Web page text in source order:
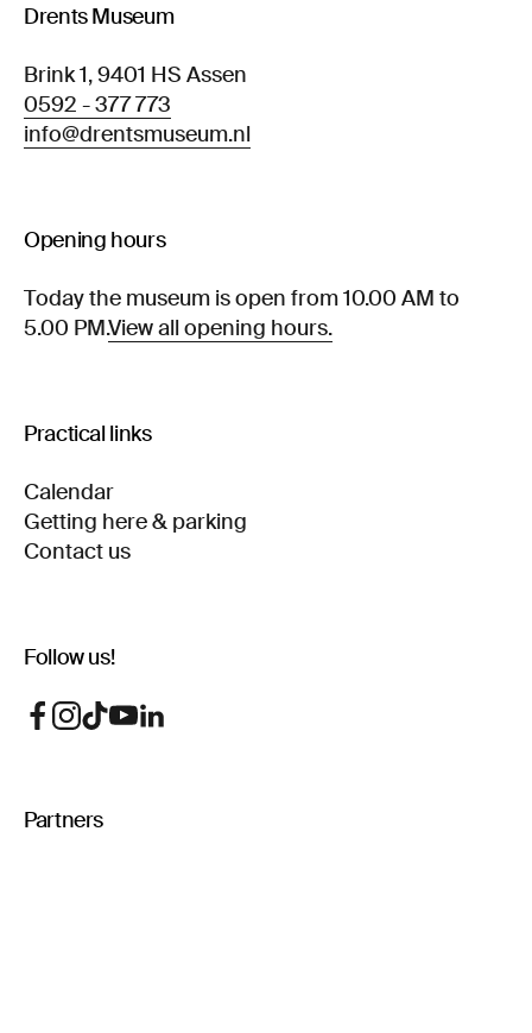
Drents Museum
Brink 1, 9401 HS Assen
0592 - 377 773
info@drentsmuseum.nl
Opening hours
Today the museum is open from 10.00 AM to
5.00 PM.View all opening hours.
Practical links
Calendar
Getting here & parking
Contact us
Follow us!
Partners